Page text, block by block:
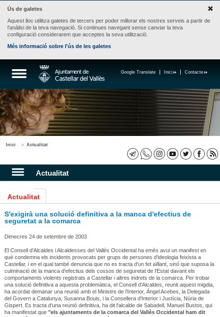
Ús de galetes
Aquest lloc utilitza galetes de tercers per poder millorar els nostres serveis a partir de
l'anàlisi de la teva navegació. Si continues navegant sense canviar la teva
configuració considerarem que acceptes la seva utilització.
Més informació sobre l'ús de les galetes
Contacte
Inici
Google Translate
Inici Actualitat
Actualitat
Actualitat
S'exigirà una solució definitiva a la manca d'efectius de
seguretat a la comarca
Dimecres 24 de setembre de 2003
El Consell d'Alcaldes i Alcaldesses del Vallès Occidental ha emès avui un manifest en
què condemna els incidents provocats per grups de persones d'ideologia feixista a
Castellar, i en el qual també denuncia que no es tracta d'un fet aïllant, sinó que suposa la
culminació de la manca d'efectius dels cossos de seguretat de l'Estat davant els
comportaments violents registrats a Castellar i altres indrets de la comarca. Per trobar
una solució definitiva a aquesta problemàtica, el Consell d'Alcaldes, reunit aquest migdia,
ha acordat demanar una reunió amb el Ministre de l'Interior, Ángel Acebes, la Delegada
del Govern a Catalunya, Susanna Bouis, i la Consellera d'Interior i Justícia, Núria de
Gispert. Es tracta d'una reunió definitiva, ha dit l'alcalde de Sabadell, Manuel Bustos, qui
ha manifestat que "els ajuntaments de la comarca del Vallès Occidental ham dit